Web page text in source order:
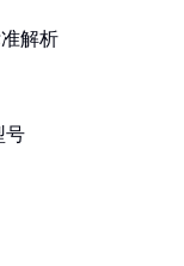
解析
号